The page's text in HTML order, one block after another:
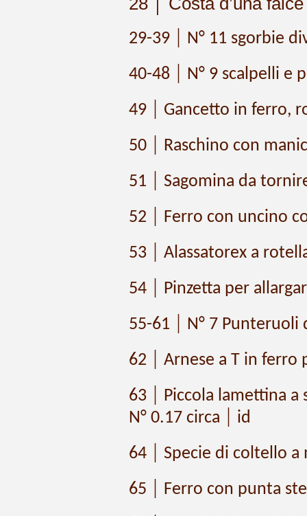
29-39 │ N° 11 sgorbie
40-48 │ N° 9 scalpelli e
49 │ Gancetto in ferro,
50 │ Raschino con
51 │ Sagomina da
52 │ Ferro con uncino
53 │ Alassatorexa
54 │ Pinzetta per
55-61 │ N° 7
62 │ Arnese a T in
63 │ Piccola lamettina a
N° 0.17 circa │ id
64 │ Specie di coltello
65 │ Ferro con punta